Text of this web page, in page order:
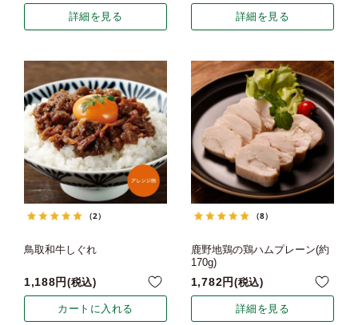
詳細を見る 詳細を見る
（2）
鳥取和牛しぐれ
1,188 税込
カートに入れる
（8）
鹿野地鶏の鶏ハムプレーン(約
170g)
1,782 税込
詳細を見る